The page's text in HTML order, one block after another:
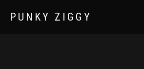
PUNKY ZIGGY